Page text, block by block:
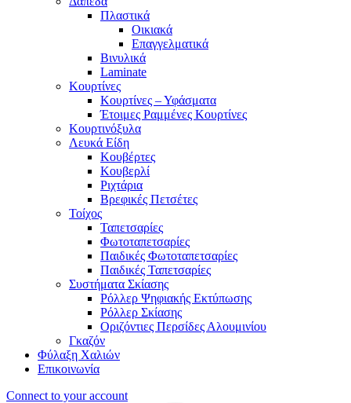
Πλαστικά
Οικιακά
Επαγγελματικά
Βινυλικά
Laminate
Κουρτίνες
Κουρτίνες – Υφάσματα
Έτοιμες Ραμμένες Κουρτίνες
Κουρτινόξυλα
Λευκά Είδη
Κουβέρτες
Κουβερλί
Ριχτάρια
Βρεφικές Πετσέτες
Τοίχος
Ταπετσαρίες
Φωτοταπετσαρίες
Παιδικές Φωτοταπετσαρίες
Παιδικές Ταπετσαρίες
Συστήματα Σκίασης
Ρόλλερ Ψηφιακής Εκτύπωσης
Ρόλλερ Σκίασης
Οριζόντιες Περσίδες Αλουμινίου
Γκαζόν
Φύλαξη Χαλιών
Επικοινωνία
Connect to your account